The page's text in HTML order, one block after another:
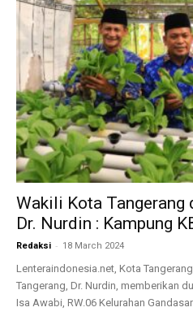
Wakili Kota
Dr. Nurdin : Kampung
Redaksi - 18 March 2024
Lenteraindonesia.net, Kota
Tangerang, Dr. Nurdin, memberikan
Isa Awabi, RW.06 Kelurahan